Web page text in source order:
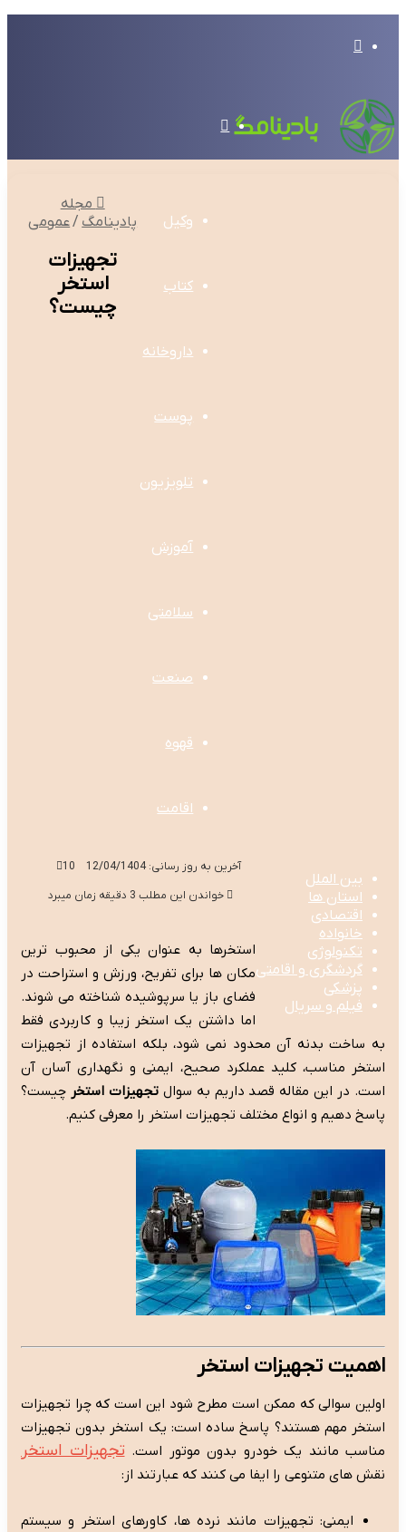
پوسته
منو
وکیل
کتاب
داروخانه
پوست
تلویزیون
آموزش
سلامتی
صنعت
قهوه
اقامت
بین الملل
استان ها
اقتصادی
خانواده
تکنولوژی
گردشگری و اقامتی
پزشکی
فیلم و سریال
مجله
پادینامگ /عمومی
تجهیزات
استخر
چیست؟
آخرین به روز رسانی: 12/04/1404
10
خواندن این مطلب 3 دقیقه زمان میبرد
استخرها به عنوان یکی از محبوب ترین
مکان ها برای تفریح، ورزش و استراحت در
فضای باز یا سرپوشیده شناخته می شوند.
اما داشتن یک استخر زیبا و کاربردی فقط
به ساخت بدنه آن محدود نمی شود، بلکه استفاده از تجهیزات
استخر مناسب، کلید عملکرد صحیح، ایمنی و نگهداری آسان آن
است. در این مقاله قصد داریم به سوالتجهیزات استخر چیست؟
پاسخ دهیم و انواع مختلف تجهیزات استخر را معرفی کنیم.
اهمیت تجهیزات استخر
اولین سوالی که ممکن است مطرح شود این است که چرا تجهیزات
استخر مهم هستند؟ پاسخ ساده است: یک استخر بدون تجهیزات
مناسب مانند یک خودرو بدون موتور است. تجهیزات استخر
نقش های متنوعی را ایفا می کنند که عبارتند از:
ایمنی: تجهیزات مانند نرده ها، کاورهای استخر و سیستم